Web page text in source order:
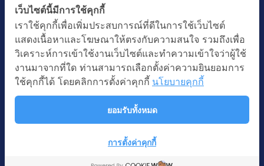
อาคารพาณิชย์ ตึกแถว
ที่ดินเปล่า
อพาร์ทเม้นท์ หอพัก
ออฟฟิต สำนักงาน
โรงงาน โกดัง
โรงแรม รีสอร์ท
บางนา รามคำแหง 2
ปทุมธานี รังสิต ลำลูกกา
นนทบุรี บางใหญ่ บางบัวทอง
พระราม 9
อ่อนนุช ปุณณวิถี
รัชดาภิเษก ห้วยขวาง
ห้าแยกลาดพร้าว
ทำเล BTS ยอดนิยม
BTS ทองหล่อ
BTS เอกมัย
BTS พร้อมพงษ์
BTS อ่อนนุช
ทำเล MRT ยอดนิยม
MRT เพชรบุรี
MRT พระราม 9
คำค้นยอดนิยม
บ้านมือสอง
ซื้อบ้าน ขายบ้าน
สงวนลิขสิทธิ โดยบริษัท บางกอก แอสเซท อินเตอร์กรุ๊ป จำกัด (มหาชน).
เว็บไซต์นี้มีการใช้คุกกี้
เราใช้คุกกี้เพื่อเพิ่มประสบการณ์ที่ดีในการใช้เว็บไซต์
แสดงเนื้อหาและโฆษณาให้ตรงกับความสนใจ รวมถึงเพื่อ
วิเคราะห์การเข้าใช้งานเว็บไซต์และทำความเข้าใจว่าผู้ใช้
งานมาจากที่ใด ท่านสามารถเลือกตั้งค่าความยินยอมการ
ใช้คุกกี้ได้ โดยคลิกการตั้งค่าคุกกี้ นโยบายคุกกี้
ยอมรับทั้งหมด
การตั้งค่าคุกกี้